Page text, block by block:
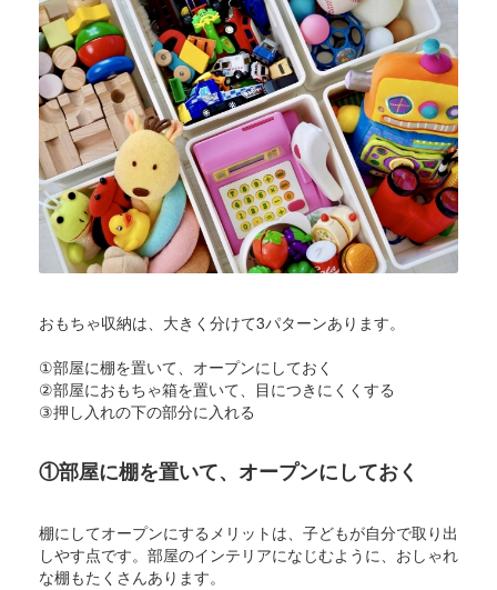
おもちゃ収納は、大きく分けて3パターンあります。
①部屋に棚を置いて、オープンにしておく
②部屋におもちゃ箱を置いて、目につきにくくする
③押し入れの下の部分に入れる
①部屋に棚を置いて、オープンにしておく
棚にしてオープンにするメリットは、子どもが自分で取り出
しやす点です。部屋のインテリアになじむように、おしゃれ
な棚もたくさんあります。